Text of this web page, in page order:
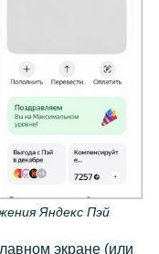
Яндекс Пэй
экране (или